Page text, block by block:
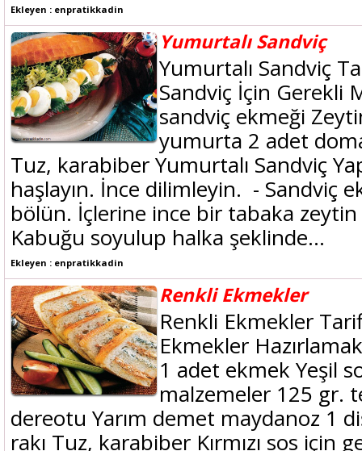
Ekleyen : enpratikkadin
Yumurtalı Sandviç
Yumurtalı Sandviç
Sandviç İçin Gerekli
sandviç ekmeği
yumurta 2 adet
Tuz, karabiber Yumurtalı Sandviç
haşlayın. İnce dilimleyin. - Sandviç
bölün. İçlerine ince bir tabaka
Kabuğu soyulup halka şeklinde...
Ekleyen : enpratikkadin
Renkli Ekmekler
Renkli Ekmekler
Ekmekler
1 adet ekmek Yeşil
malzemeler 125 gr.
dereotu Yarım demet maydanoz 1
rakı Tuz, karabiber Kırmızı sos için